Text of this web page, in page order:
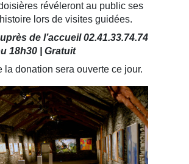
révéleront au public ses
lors de visites guidées.
de l’accueil 02.41.33.74.74
18h30 | Gratuit
la donation sera ouverte ce jour.